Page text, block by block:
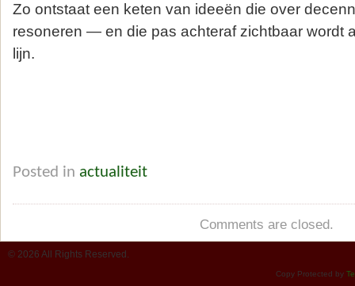
Zo ontstaat een keten van ideeën die over
resoneren — en die pas achteraf zichtbaar wordt
lijn.
Posted in actualiteit
Comments are closed.
© 2026 All Rights Reserved.
Copy Protected by